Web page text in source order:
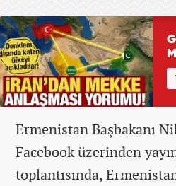
Ermenistan Başbakanı
Facebook üzerinden
toplantısında,